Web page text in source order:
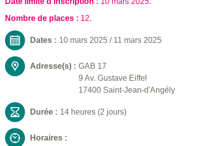
Nombre de places : 12.
Dates : 10 mars 2025 / 11 mars 2025
Adresse(s) : GAB 17
9 Av. Gustave Eiffel
17400 Saint-Jean-d'Angély
Durée : 14 heures (2 jours)
Horaires :